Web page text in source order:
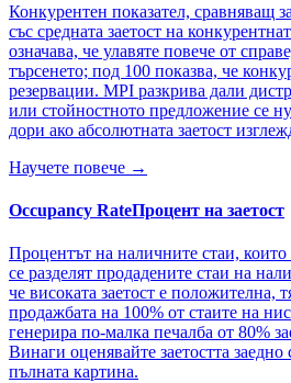
Конкурентен показател, сравняващ
със средната заетост на
означава, че улавяте повече от
търсенето; под 100 показва, че
резервации. MPI разкрива дали
или стойностното предложение се
дори ако абсолютната заетост
Научете повече →
Occupancy RateПроцент на заетост
Процентът на наличните стаи, които
се разделят продадените стаи на
че високата заетост е положителна,
продажбата на 100% от стаите на
генерира по-малка печалба от 80%
Винаги оценявайте заетостта
пълната картина.